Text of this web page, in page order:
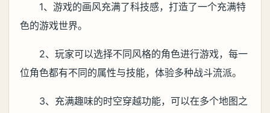
1、游戏的画风充满了科技感，打造了一个充满特
色的游戏世界。
2、玩家可以选择不同风格的角色进行游戏，每一
位角色都有不同的属性与技能，体验多种战斗流派。
3、充满趣味的时空穿越功能，可以在多个地图之